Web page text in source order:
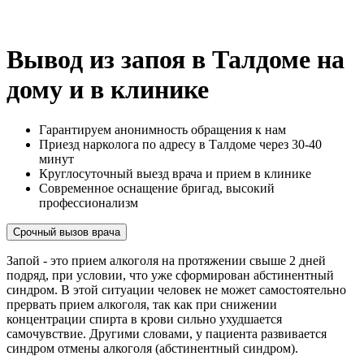
Вывод из запоя в Талдоме на
дому и в клинике
Гарантируем анонимность обращения к нам
Приезд нарколога по адресу в Талдоме через 30-40
минут
Круглосуточный выезд врача и прием в клинике
Современное оснащение бригад, высокий
профессионализм
Срочный вызов врача
Запой - это прием алкоголя на протяжении свыше 2 дней
подряд, при условии, что уже сформирован абстинентный
синдром. В этой ситуации человек не может самостоятельно
прервать прием алкоголя, так как при снижении
концентрации спирта в крови сильно ухудшается
самочувствие. Другими словами, у пациента развивается
синдром отмены алкоголя (абстинентный синдром).